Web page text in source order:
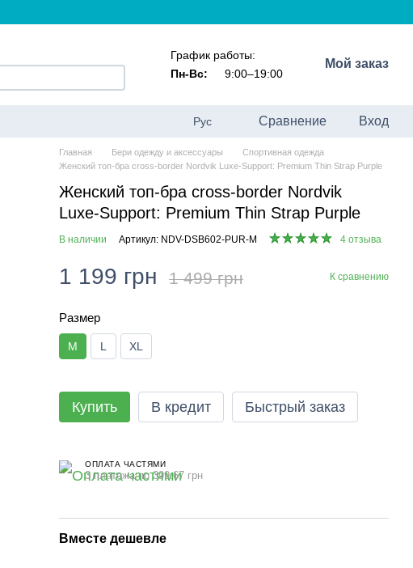
График работы:
Пн-Вс:
9:00–19:00
Мой заказ
Рус Сравнение Вход
Главная Бери одежду и аксессуары
Спортивная одежда
Женский топ-бра cross-border Nordvik Luxe-Support: Premium Thin Strap Purple
Женский топ-бра cross-border Nordvik
Luxe-Support: Premium Thin Strap Purple
В наличии Артикул: NDV-DSB602-PUR-M 4 отзыва
1 199 грн 1 499 грн К сравнению
Размер
M L XL
Купить В кредит Быстрый заказ
ОПЛАТА ЧАСТЯМИ
3 платежа по 399.67 грн
Вместе дешевле